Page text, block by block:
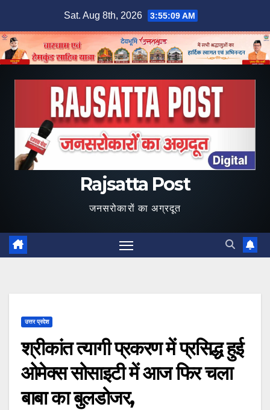
content
Sat. Aug 8th, 2026 3:55:10 AM
Rajsatta Post
जनसरोकारों का अग्रदूत
उत्तर प्रदेश
श्रीकांत त्यागी प्रकरण में प्रसिद्ध हुई
ओमेक्स सोसाइटी में आज फिर चला
बाबा का बुलडोजर,